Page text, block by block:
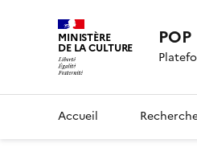
MINISTÈRE
DE LA CULTURE POP
Accueil